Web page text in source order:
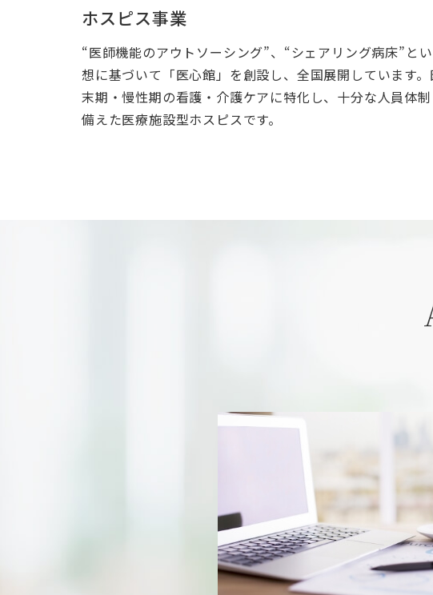
ホスピス事業
“医師機能のアウトソーシング”、“シェアリング病床”と
想に基づいて「医心館」を創設し、全国展開しています
末期・慢性期の看護・介護ケアに特化し、十分な人員体
備えた医療施設型ホスピスです。